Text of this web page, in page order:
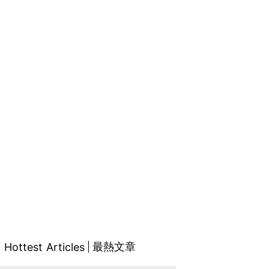
Hottest Articles 最熱文章